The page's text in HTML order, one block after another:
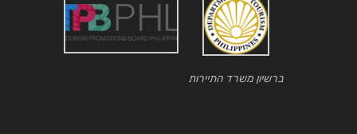
ברשיון משרד התיירות